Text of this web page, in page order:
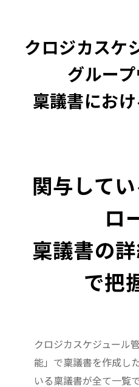
クロジカスケ
グルー
稟議書にお
関与して
ロ
稟議書の
で把
クロジカスケジュール
能」で稟議書を作成し
いる稟議書が全て一覧